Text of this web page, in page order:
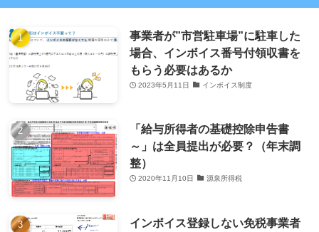
事業者が”市営駐車場”に駐車した
場合、インボイス番号付領収書を
もらう必要はあるか
2023年5月11日 インボイス制度
「給与所得者の基礎控除申告書
～」は全員提出が必要？（年末調
整）
2020年11月10日 源泉所得税
インボイス登録しない免税事業者